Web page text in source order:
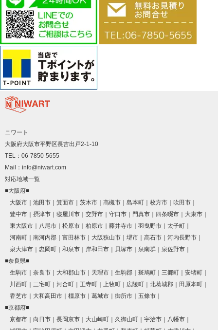
ニワート
大阪府大阪市平野区長吉出戸2-1-10
TEL：06-7850-5655
Mail：info@niwart.com
対応地域一覧
■大阪府■
大阪市
池田市 箕面市 茨木市 高槻市 島本町 枚方市
吹田市
豊中市
摂津市 寝屋川市 交野市 守口市 門真市 四条畷市
大東市
東大阪市
八尾市 松原市 柏原市 藤井寺市 羽曳野市
太子町
河南町
南河内郡 富田林市 大阪狭山市 堺市 高石市
河内長野市
泉大津市
忠岡町 和泉市 岸和田市 貝塚市 泉南群
泉佐野市
■奈良県■
生駒市
奈良市 大和郡山市 天理市 生駒郡 斑鳩町 三郷町
安堵町
川西町
三宅町 河合町 王寺町 上牧町 広陵町 北葛城郡
田原本町
香芝市
大和高田市 橿原市 葛城市 御所市
五條市
■京都府■
京都市
向日市 長岡京市 大山崎町 久御山町 宇治市
八幡市